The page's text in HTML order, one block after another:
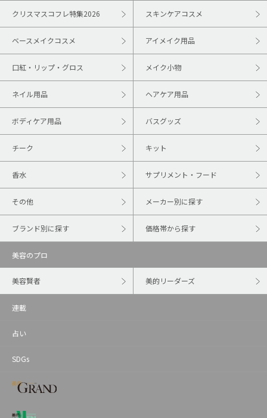
クリスマスコフレ特集2026 スキンケアコスメ
ベースメイクコスメ アイメイク用品
口紅・リップ・グロス メイク小物
ネイル用品 ヘアケア用品
ボディケア用品 バスグッズ
チーク キット
香水 サプリメント・フード
その他 メーカー別に探す
ブランド別に探す 価格帯から探す
美容のプロ
美容賢者 美的リーダーズ
連載
占い
SDGs